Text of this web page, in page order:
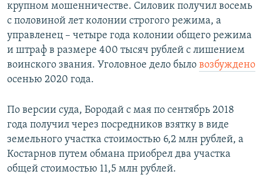
крупном мошенничестве. Силовик получил восемь
с половиной лет колонии строгого режима, а
управленец – четыре года колонии общего режима
и штраф в размере 400 тысяч рублей с лишением
воинского звания. Уголовное дело было возбуждено
осенью 2020 года.
По версии суда, Бородай с мая по сентябрь 2018
года получил через посредников взятку в виде
земельного участка стоимостью 6,2 млн рублей, а
Костарнов путем обмана приобрел два участка
общей стоимостью 11,5 млн рублей.